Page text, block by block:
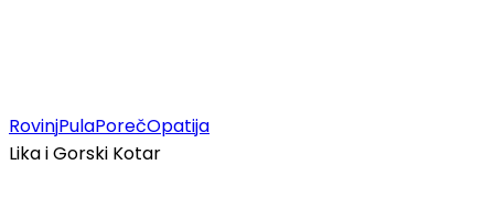
RovinjPulaPorečOpatija
Lika i Gorski Kotar